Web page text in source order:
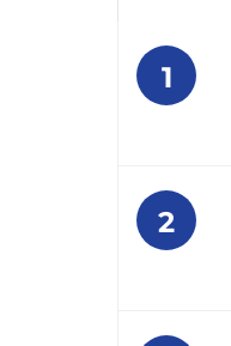
1
2